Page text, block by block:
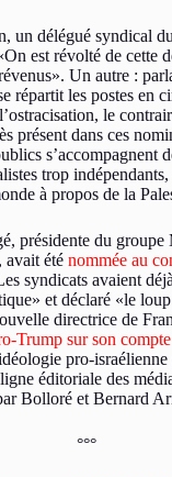
un délégué syndical
est révolté de cette
Un autre :
répartit les postes en
le
présent dans ces
s’accompagnent
trop
à propos de la
présidente du groupe
avait été nommée au
syndicats avaient
et déclaré «le
directrice de
Trump sur son
pro-
éditoriale des
Bolloré et Bernard
°°°